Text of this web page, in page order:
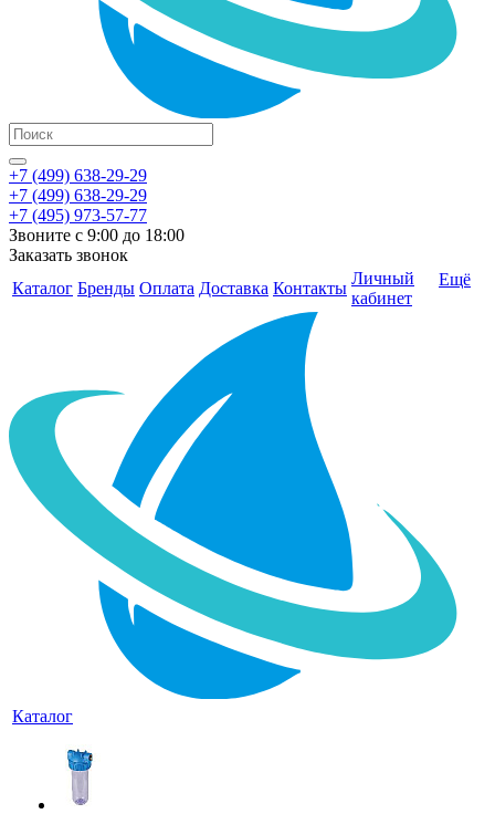
+7 (499) 638-29-29
+7 (499) 638-29-29
+7 (495) 973-57-77
Звоните с 9:00 до 18:00
Заказать звонок
Каталог Бренды Оплата Доставка Контакты
Личный
кабинет
Ещё
Каталог